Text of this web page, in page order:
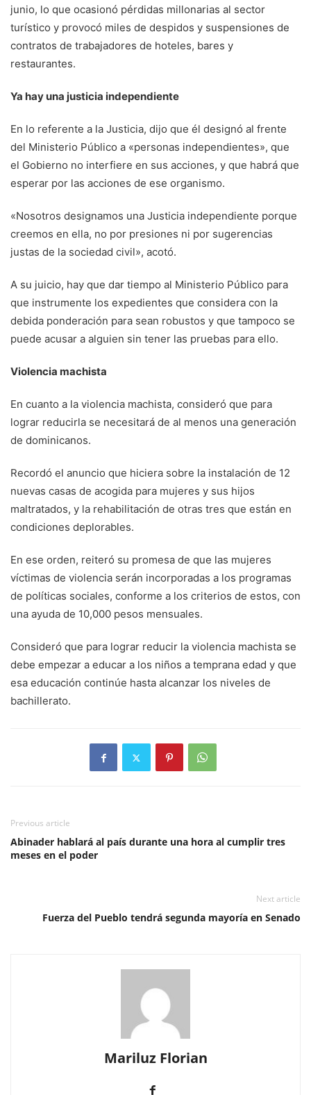
junio, lo que ocasionó pérdidas millonarias al sector
turístico y provocó miles de despidos y suspensiones de
contratos de trabajadores de hoteles, bares y
restaurantes.
Ya hay una justicia independiente
En lo referente a la Justicia, dijo que él designó al frente
del Ministerio Público a «personas independientes», que
el Gobierno no interfiere en sus acciones, y que habrá que
esperar por las acciones de ese organismo.
«Nosotros designamos una Justicia independiente porque
creemos en ella, no por presiones ni por sugerencias
justas de la sociedad civil», acotó.
A su juicio, hay que dar tiempo al Ministerio Público para
que instrumente los expedientes que considera con la
debida ponderación para sean robustos y que tampoco se
puede acusar a alguien sin tener las pruebas para ello.
Violencia machista
En cuanto a la violencia machista, consideró que para
lograr reducirla se necesitará de al menos una generación
de dominicanos.
Recordó el anuncio que hiciera sobre la instalación de 12
nuevas casas de acogida para mujeres y sus hijos
maltratados, y la rehabilitación de otras tres que están en
condiciones deplorables.
En ese orden, reiteró su promesa de que las mujeres
víctimas de violencia serán incorporadas a los programas
de políticas sociales, conforme a los criterios de estos, con
una ayuda de 10,000 pesos mensuales.
Consideró que para lograr reducir la violencia machista se
debe empezar a educar a los niños a temprana edad y que
esa educación continúe hasta alcanzar los niveles de
bachillerato.
Previous article
Abinader hablará al país durante una hora al cumplir tres
meses en el poder
Next article
Fuerza del Pueblo tendrá segunda mayoría en Senado
Mariluz Florian